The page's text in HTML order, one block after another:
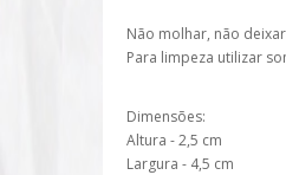
Não molhar, não
Para limpeza utilizar
Dimensões:
Altura - 2,5 cm
Largura - 4,5 cm